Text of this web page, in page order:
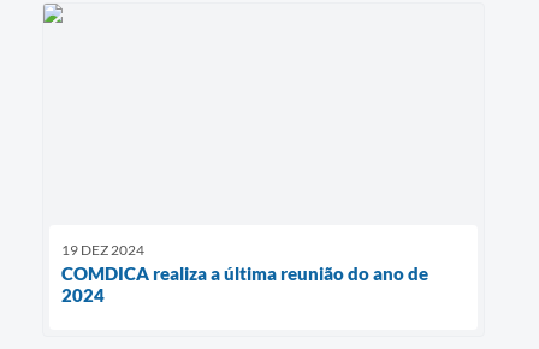
19 DEZ 2024
COMDICA realiza a última reunião do ano de
2024